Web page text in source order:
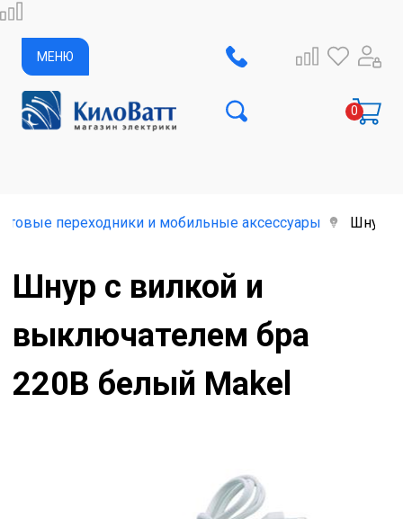
МЕНЮ
переходники и мобильные аксессуары Шнур с
Шнур с вилкой и
выключателем бра
220В белый Makel